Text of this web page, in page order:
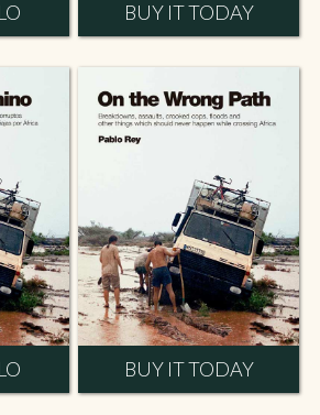
BUY IT TODAY
BUY IT TODAY